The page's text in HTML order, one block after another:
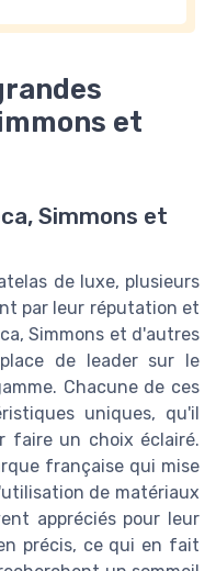
et
Simmons et
de luxe, plusieurs
par leur réputation et
Simmons et d'autres
de leader sur le
Chacune de ces
uniques, qu'il
faire un choix éclairé.
française qui mise
de matériaux
appréciés pour leur
précis, ce qui en fait